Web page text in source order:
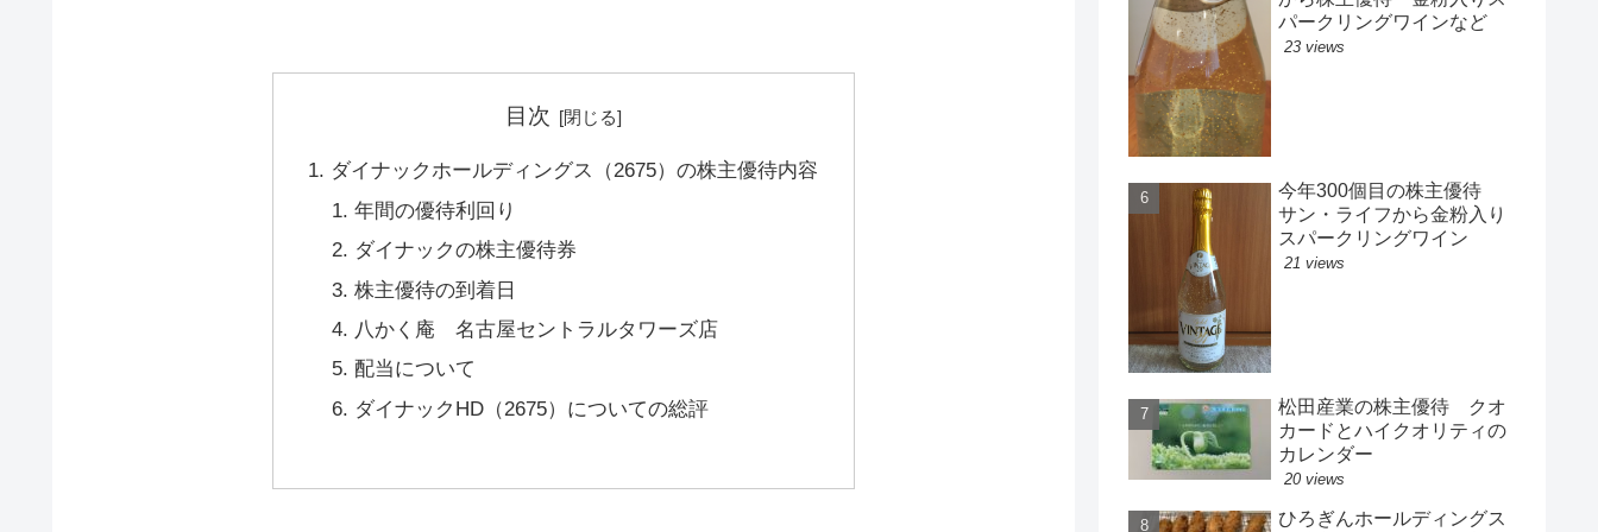
目次
ダイナックホールディングス（2675）の株主優待内容
年間の優待利回り
ダイナックの株主優待券
株主優待の到着日
八かく庵 名古屋セントラルタワーズ店
配当について
ダイナックHD（2675）についての総評
パークリングワインなど
23 views
今年300個目の株主優待
サン・ライフから金粉入り
スパークリングワイン
21 views
松田産業の株主優待 クオ
カードとハイクオリティの
カレンダー
20 views
ひろぎんホールディングス